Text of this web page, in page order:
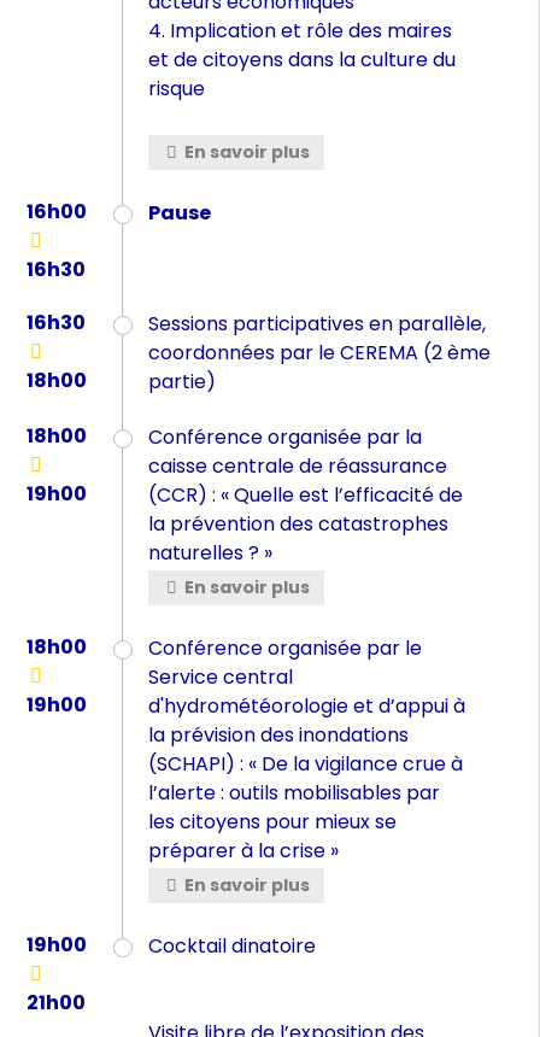
4. Implication et rôle des maires
et de citoyens dans la culture du
risque
En savoir plus
16h00
16h30
Pause
16h30
18h00
Sessions participatives en parallèle,
coordonnées par le CEREMA (2 ème
partie)
18h00
19h00
Conférence organisée par la
caisse centrale de réassurance
(CCR) : « Quelle est l’efficacité de
la prévention des catastrophes
naturelles ? »
En savoir plus
18h00
19h00
Conférence organisée par le
Service central
d'hydrométéorologie et d’appui à
la prévision des inondations
(SCHAPI) : « De la vigilance crue à
l’alerte : outils mobilisables par
les citoyens pour mieux se
préparer à la crise »
En savoir plus
19h00
21h00
Cocktail dinatoire